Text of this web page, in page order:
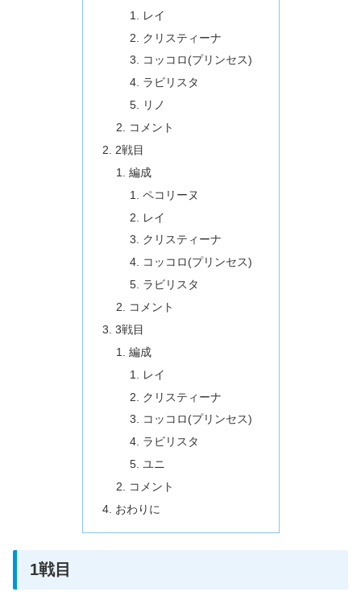
レイ
クリスティーナ
コッコロ(プリンセス)
ラビリスタ
リノ
コメント
2戦目
編成
ペコリーヌ
レイ
クリスティーナ
コッコロ(プリンセス)
ラビリスタ
コメント
3戦目
編成
レイ
クリスティーナ
コッコロ(プリンセス)
ラビリスタ
ユニ
コメント
おわりに
1戦目